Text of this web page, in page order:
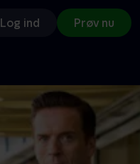
Log ind Prøv nu